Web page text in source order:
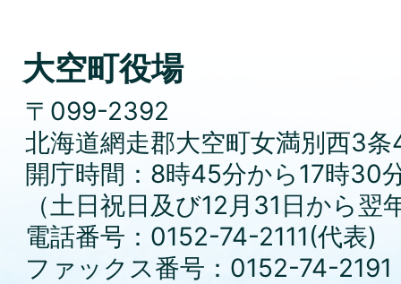
大空町役場
〒099-2392
北海道網走郡大空町女満別西3条
開庁時間：8時45分から17時30
（土日祝日及び12月31日から
電話番号：0152-74-2111(代表)
ファックス番号：0152-74-2191